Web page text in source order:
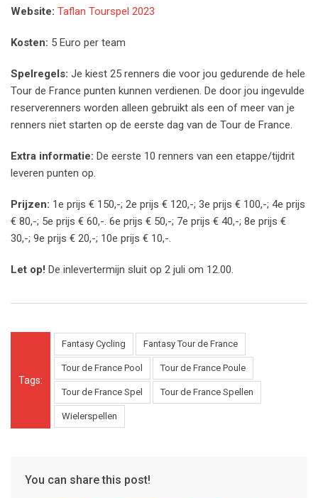
Website: Taflan Tourspel 2023
Kosten: 5 Euro per team
Spelregels: Je kiest 25 renners die voor jou gedurende de hele
Tour de France punten kunnen verdienen. De door jou ingevulde
reserverenners worden alleen gebruikt als een of meer van je
renners niet starten op de eerste dag van de Tour de France.
Extra informatie: De eerste 10 renners van een etappe/tijdrit
leveren punten op.
Prijzen: 1e prijs € 150,-; 2e prijs € 120,-; 3e prijs € 100,-; 4e prijs
€ 80,-; 5e prijs € 60,-. 6e prijs € 50,-; 7e prijs € 40,-; 8e prijs €
30,-; 9e prijs € 20,-; 10e prijs € 10,-.
Let op! De inlevertermijn sluit op 2 juli om 12.00.
Tags:
Fantasy Cycling Fantasy Tour de France
Tour de France Pool Tour de France Poule
Tour de France Spel Tour de France Spellen
Wielerspellen
You can share this post!